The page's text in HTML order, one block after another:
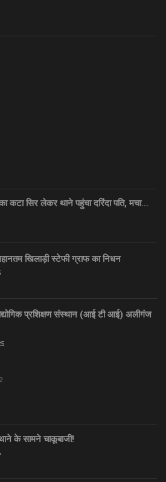
का कटा सिर लेकर थाने पहुंचा दरिंदा पति, मचा…
खिलाड़ी स्टेफी ग्राफ का निधन
प्रशिक्षण संस्थान (आई टी आई) अलीगंज
के सामने चाकूबाजी!